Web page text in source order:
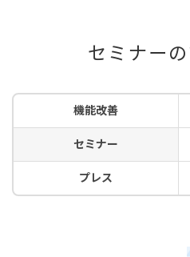
セミナー
機能改善
セミナー
プレス